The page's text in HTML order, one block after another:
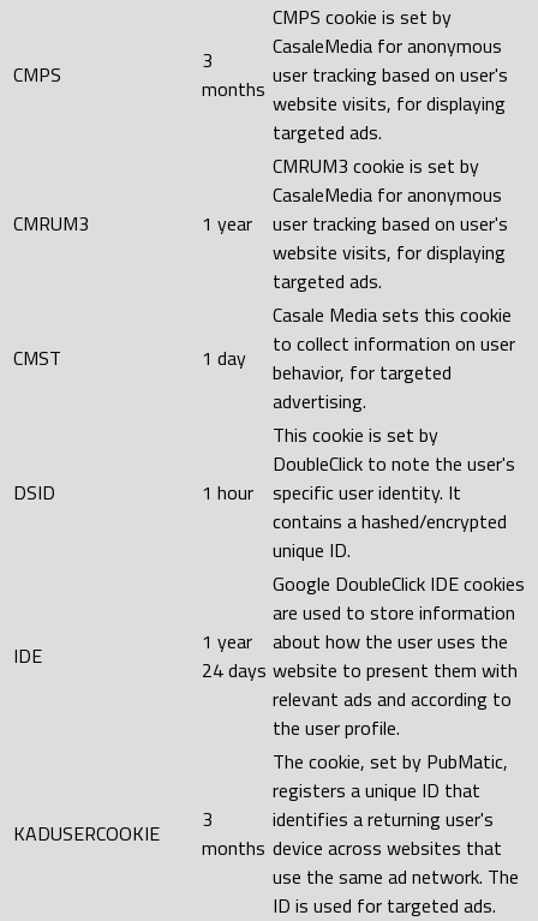
CMPS
3
months
CMPS cookie is set by
CasaleMedia for anonymous
user tracking based on user's
website visits, for displaying
targeted ads.
CMRUM3 1 year
CMRUM3 cookie is set by
CasaleMedia for anonymous
user tracking based on user's
website visits, for displaying
targeted ads.
CMST 1 day
Casale Media sets this cookie
to collect information on user
behavior, for targeted
advertising.
DSID 1 hour
This cookie is set by
DoubleClick to note the user's
specific user identity. It
contains a hashed/encrypted
unique ID.
IDE
1 year
24 days
Google DoubleClick IDE cookies
are used to store information
about how the user uses the
website to present them with
relevant ads and according to
the user profile.
KADUSERCOOKIE
3
months
The cookie, set by PubMatic,
registers a unique ID that
identifies a returning user's
device across websites that
use the same ad network. The
ID is used for targeted ads.